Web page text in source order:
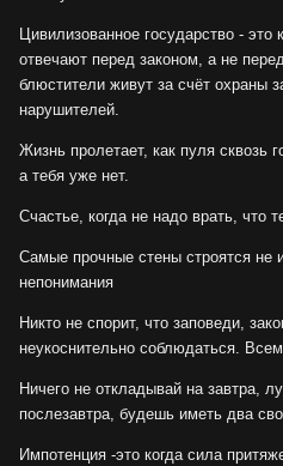
Цивилизованное государство - это
отвечают перед законом, а не
блюстители живут за счёт охраны
нарушителей.
Жизнь пролетает, как пуля сквозь
а тебя уже нет.
Счастье, когда не надо врать, что
Самые прочные стены строятся не
непонимания
Никто не спорит, что заповеди,
неукоснительно соблюдаться.
Ничего не откладывай на завтра,
послезавтра, будешь иметь два
Импотенция -это когда сила